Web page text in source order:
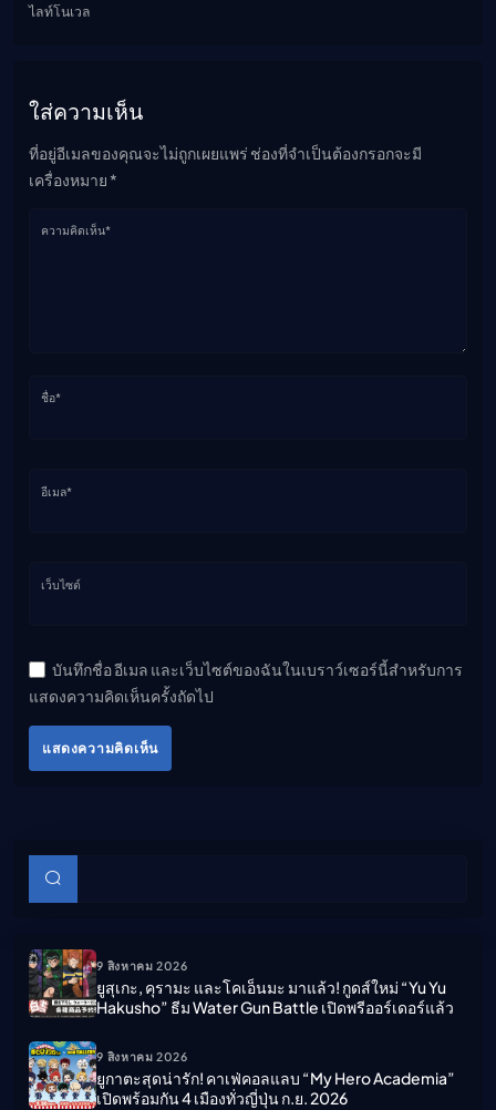
ไลท์โนเวล
ใส่ความเห็น
ที่อยู่อีเมลของคุณจะไม่ถูกเผยแพร่ ช่องที่จำเป็นต้องกรอกจะมี
เครื่องหมาย *
ความคิดเห็น*
ชื่อ*
อีเมล*
เว็บไซต์
บันทึกชื่อ อีเมล และเว็บไซต์ของฉันในเบราว์เซอร์นี้สำหรับการ
แสดงความคิดเห็นครั้งถัดไป
แสดงความคิดเห็น
บทความย่อย
9 สิงหาคม 2026
ยูสุเกะ, คุรามะ และโคเอ็นมะ มาแล้ว! กูดส์ใหม่ “Yu Yu
Hakusho” ธีม Water Gun Battle เปิดพรีออร์เดอร์แล้ว
9 สิงหาคม 2026
ยูกาตะสุดน่ารัก! คาเฟ่คอลแลบ “My Hero Academia”
เปิดพร้อมกัน 4 เมืองทั่วญี่ปุ่น ก.ย. 2026